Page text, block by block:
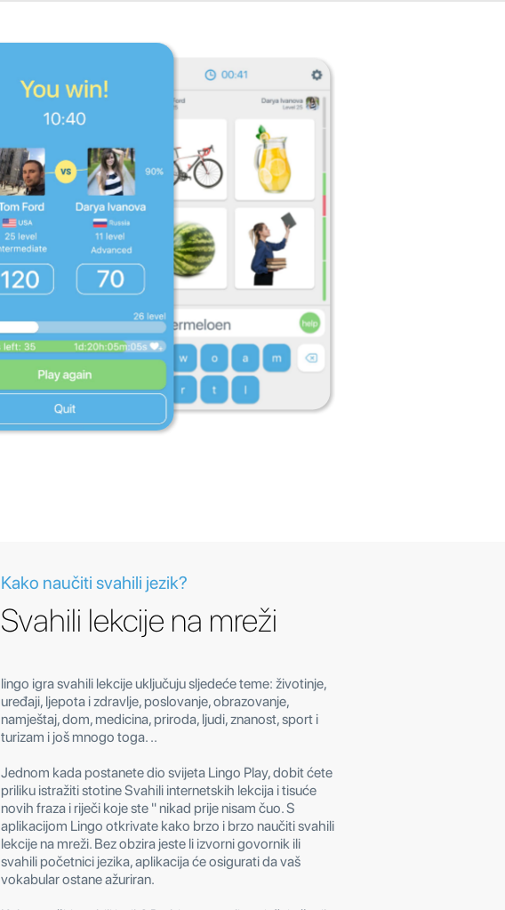
Kako naučiti svahili jezik?
Svahili lekcije na mreži
lingo igra svahili lekcije uključuju sljedeće teme: životinje,
uređaji, ljepota i zdravlje, poslovanje, obrazovanje,
namještaj, dom, medicina, priroda, ljudi, znanost, sport i
turizam i još mnogo toga. ..
Jednom kada postanete dio svijeta Lingo Play, dobit ćete
priliku istražiti stotine Svahili internetskih lekcija i tisuće
novih fraza i riječi koje ste " nikad prije nisam čuo. S
aplikacijom Lingo otkrivate kako brzo i brzo naučiti svahili
lekcije na mreži. Bez obzira jeste li izvorni govornik ili
svahili početnici jezika, aplikacija će osigurati da vaš
vokabular ostane ažuriran.